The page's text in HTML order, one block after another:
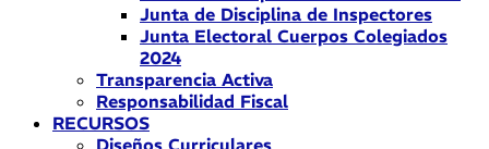
Junta de Disciplina de Inspectores
Junta Electoral Cuerpos Colegiados
2024
Transparencia Activa
Responsabilidad Fiscal
RECURSOS
Diseños Curriculares